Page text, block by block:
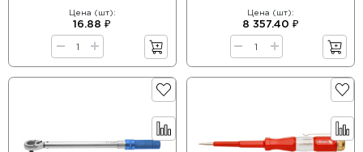
Цена (шт):
16.88 ₽
Цена (шт):
8 357.40 ₽